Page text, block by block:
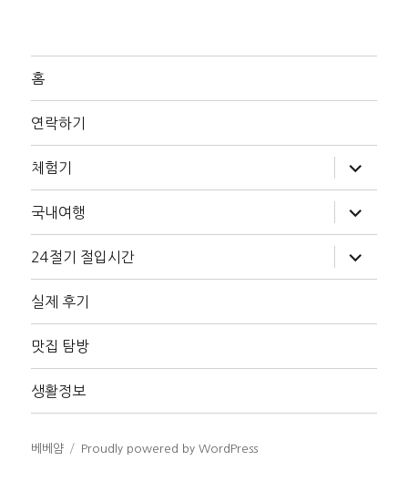
홈
연락하기
체험기
위
메
확
장
국내여행
위
메
확
장
24절기 절입시간
위
메
장
실제 후기
맛집 탐방
생활정보
베베얌 Proudly powered by WordPress